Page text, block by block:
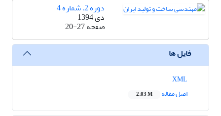
دوره 2، شماره 4
دی 1394
صفحه20-27
فایل ها
اصل مقاله
2.03 M